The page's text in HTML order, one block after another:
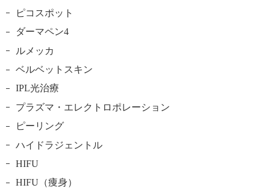
ピコスポット
ダーマペン4
ルメッカ
ベルベットスキン
IPL光治療
プラズマ・エレクトロポレーション
ピーリング
ハイドラジェントル
HIFU
HIFU（痩身）